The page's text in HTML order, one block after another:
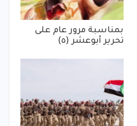
بمناسبة مرور عام على
تحرير أبوعشر (٥)